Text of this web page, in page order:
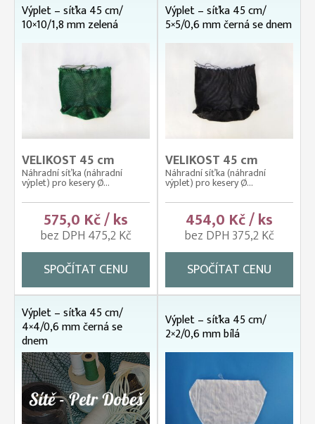
Výplet – síťka 45 cm/
10×10/1,8 mm zelená
VELIKOST 45 cm
Náhradní síťka (náhradní
výplet) pro kesery Ø...
575,0 Kč / ks
bez DPH 475,2 Kč
SPOČÍTAT CENU
Výplet – síťka 45 cm/
5×5/0,6 mm černá se dnem
VELIKOST 45 cm
Náhradní síťka (náhradní
výplet) pro kesery Ø...
454,0 Kč / ks
bez DPH 375,2 Kč
SPOČÍTAT CENU
Výplet – síťka 45 cm/
4×4/0,6 mm černá se
dnem
Výplet – síťka 45 cm/
2×2/0,6 mm bílá